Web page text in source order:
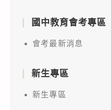
國中教育會考專區
會考最新消息
新生專區
新生專區